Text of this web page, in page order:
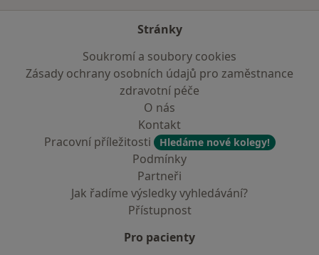
Stránky
Soukromí a soubory cookies
Zásady ochrany osobních údajů pro zaměstnance
zdravotní péče
O nás
Kontakt
Pracovní příležitosti
Hledáme nové kolegy!
Podmínky
Partneři
Jak řadíme výsledky vyhledávání?
Přístupnost
Pro pacienty